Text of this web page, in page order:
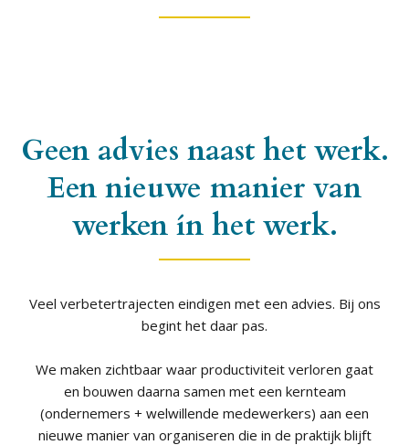
Geen advies naast het werk.
Een nieuwe manier van
werken ín het werk.
Veel verbetertrajecten eindigen met een advies. Bij ons
begint het daar pas.
We maken zichtbaar waar productiviteit verloren gaat
en bouwen daarna samen met een kernteam
(ondernemers + welwillende medewerkers) aan een
nieuwe manier van organiseren die in de praktijk blijft